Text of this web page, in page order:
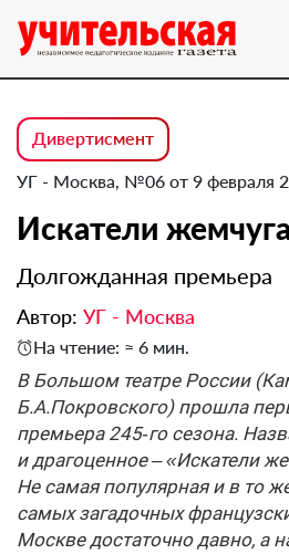
Дивертисмент
УГ - Москва, №06 от 9 февраля
Искатели жемчуга
Долгожданная премьера
Автор: УГ - Москва
На чтение: ≈ 6 мин.
В Большом театре России
Б.А.Пок­ровского) прошла
премьера 245‑го сезона.
и драгоценное – «Искатели
Не самая популярная и в то
самых загадочных
Москве достаточно давно, а